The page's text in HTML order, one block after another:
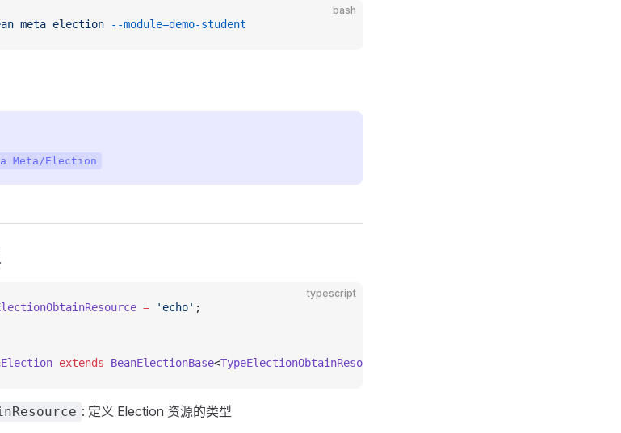
bash
meta election --module=demo-student
Meta/Election
typescript
= 'echo' ;
extends BeanElectionBase<TypeElectionObtainResource
: 定义 Election 资源的类型